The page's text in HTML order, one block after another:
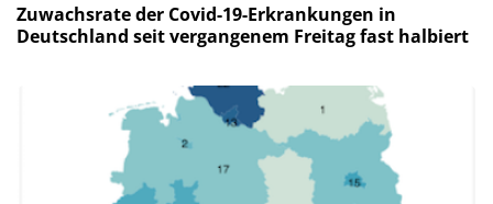
Zuwachsrate der Covid-19-Erkrankungen in
Deutschland seit vergangenem Freitag fast halbiert